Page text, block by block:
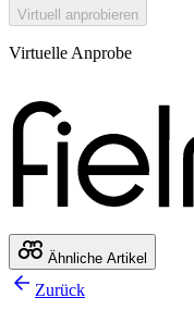
Virtuell anprobieren
Virtuelle Anprobe
Ähnliche Artikel
Zurück